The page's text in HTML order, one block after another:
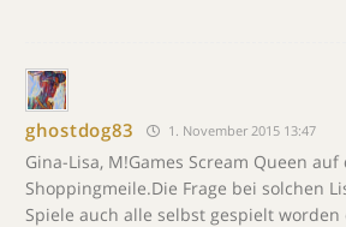
ghostdog83 1. November 2015 13:47
Gina-Lisa, M!Games Scream Queen auf
Shoppingmeile.Die Frage bei solchen
Spiele auch alle selbst gespielt